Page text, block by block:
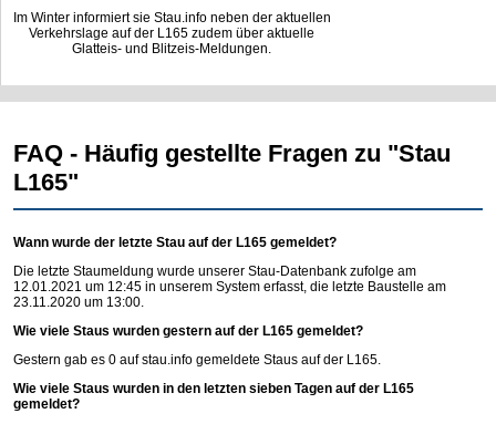
Im Winter informiert sie Stau.info neben der aktuellen
Verkehrslage auf der L165 zudem über aktuelle
Glatteis- und Blitzeis-Meldungen.
FAQ - Häufig gestellte Fragen zu "Stau
L165"
Wann wurde der letzte Stau auf der L165 gemeldet?
Die letzte Staumeldung wurde unserer Stau-Datenbank zufolge am
12.01.2021 um 12:45 in unserem System erfasst, die letzte Baustelle am
23.11.2020 um 13:00.
Wie viele Staus wurden gestern auf der L165 gemeldet?
Gestern gab es 0 aufstau.info gemeldete Staus auf der L165.
Wie viele Staus wurden in den letzten sieben Tagen auf der L165
gemeldet?